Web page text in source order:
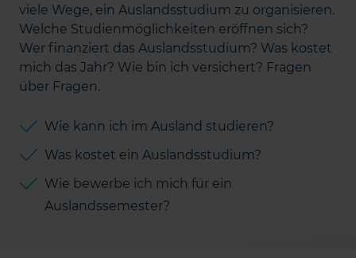
viele Wege, ein Auslandsstudium zu organisieren.
Welche Studienmöglichkeiten eröffnen sich?
Wer finanziert das Auslandsstudium? Was kostet
mich das Jahr? Wie bin ich versichert? Fragen
über Fragen.
Wie kann ich im Ausland studieren?
Was kostet ein Auslandsstudium?
Wie bewerbe ich mich für ein
Auslandssemester?